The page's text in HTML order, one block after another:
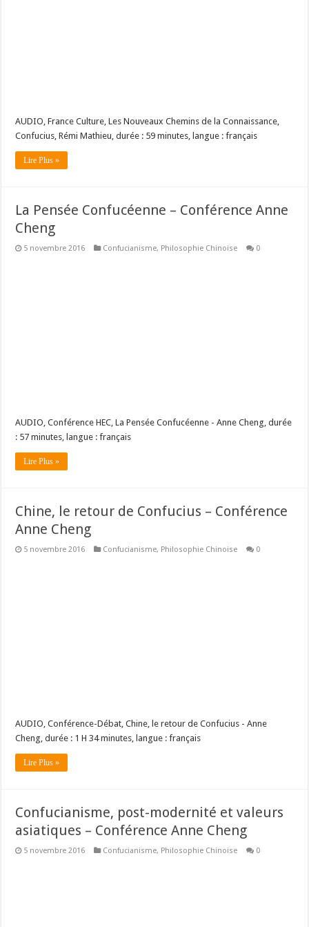
AUDIO, France Culture, Les Nouveaux Chemins de la Connaissance,
Confucius, Rémi Mathieu, durée : 59 minutes, langue : français
Lire Plus »
La Pensée Confucéenne – Conférence Anne
Cheng
5 novembre 2016 Confucianisme, Philosophie Chinoise 0
AUDIO, Conférence HEC, La Pensée Confucéenne - Anne Cheng, durée
: 57 minutes, langue : français
Lire Plus »
Chine, le retour de Confucius – Conférence
Anne Cheng
5 novembre 2016 Confucianisme, Philosophie Chinoise 0
AUDIO, Conférence-Débat, Chine, le retour de Confucius - Anne
Cheng, durée : 1 H 34 minutes, langue : français
Lire Plus »
Confucianisme, post-modernité et valeurs
asiatiques – Conférence Anne Cheng
5 novembre 2016 Confucianisme, Philosophie Chinoise 0